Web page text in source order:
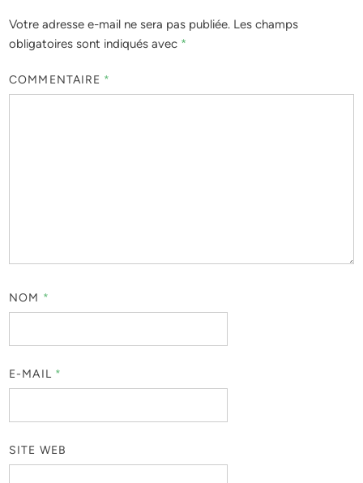
Votre adresse e-mail ne sera pas publiée. Les champs
obligatoires sont indiqués avec *
COMMENTAIRE *
NOM *
E-MAIL *
SITE WEB